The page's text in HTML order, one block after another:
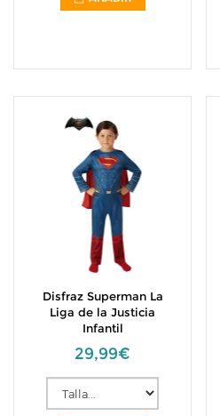
Disfraz Superman La
Liga de la Justicia
Infantil
29,99€